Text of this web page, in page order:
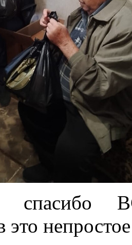
спасибо
это